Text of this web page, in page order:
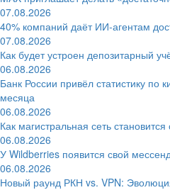
07.08.2026
40% компаний даёт ИИ‑агентам
07.08.2026
Как будет устроен депозитарный
06.08.2026
Банк России привёл статистику по
месяца
06.08.2026
Как магистральная сеть
06.08.2026
У Wildberries появится свой
06.08.2026
Новый раунд РКН vs. VPN: